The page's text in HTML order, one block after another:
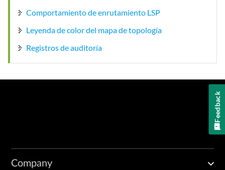
Comportamiento de enrutamiento LSP
Leyenda de color del mapa de topología
Registros de auditoría
Company
Feedback